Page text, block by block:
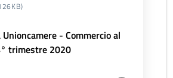
- Commercio al
trimestre 2020